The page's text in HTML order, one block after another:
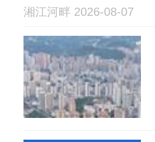
湘江河畔 2026-08-07